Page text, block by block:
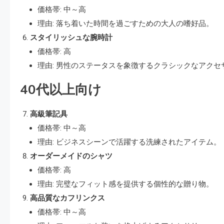
価格帯: 中～高
理由: 落ち着いた時間を過ごすための大人の嗜好品。
スタイリッシュな腕時計
価格帯: 高
理由: 男性のステータスを象徴するクラシックなアクセ
40代以上向け
高級筆記具
価格帯: 中～高
理由: ビジネスシーンで活躍する洗練されたアイテム。
オーダーメイドのシャツ
価格帯: 高
理由: 完璧なフィット感を提供する個性的な贈り物。
高品質なカフリンクス
価格帯: 中～高